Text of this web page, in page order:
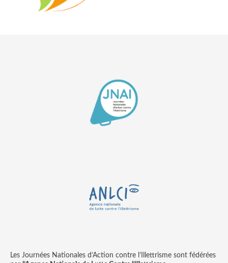
Les Journées Nationales d’Action contre l’Illettrisme sont fédérées